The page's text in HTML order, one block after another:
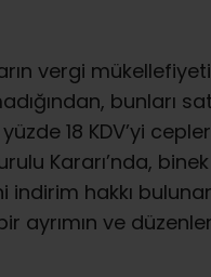
vergi
bunları
18 KDV’yi
Kararı’nda,
indirim hakkı
ayrımın ve